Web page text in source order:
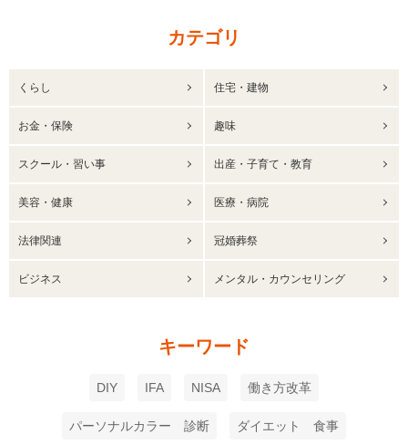
カテゴリ
くらし 住宅・建物
お金・保険 趣味
スクール・習い事 出産・子育て・教育
美容・健康 医療・病院
法律関連 冠婚葬祭
ビジネス メンタル・カウンセリング
キーワード
DIY IFA NISA 働き方改革
パーソナルカラー 診断 ダイエット 食事